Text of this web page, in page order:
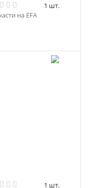
1 шт.
на EFA
1 шт.